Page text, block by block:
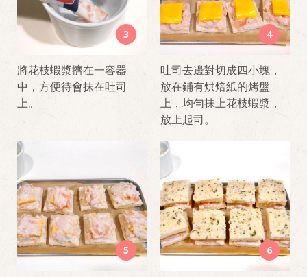
3
將花枝蝦漿擠在一容器
中，方便待會抹在吐司
上。
4
吐司去邊對切成四小塊，
放在鋪有烘焙紙的烤盤
上，均勻抹上花枝蝦漿，
放上起司。
5 6